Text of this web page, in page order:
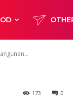
0
173